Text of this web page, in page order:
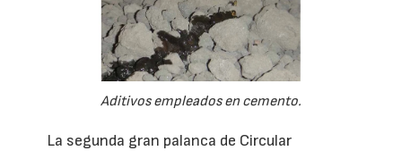
Aditivos empleados en cemento.
La segunda gran palanca de Circular